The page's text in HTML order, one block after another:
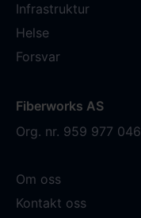
Infrastruktur
Helse
Forsvar
Fiberworks AS
Org. nr. 959 977 046
Om oss
Kontakt oss